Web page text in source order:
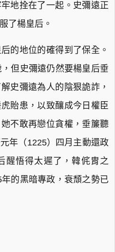
地拴在了一起。史彌遠正
了楊皇后。
的地位的確得到了保全。
但史彌遠仍然要楊皇后垂
史彌遠為人的陰狠詭詐，
貽患，以致釀成今日權臣
不敢再戀位貪權，垂簾聽
年（1225）四月主動還政
醒悟得太遲了，韓侂胄之
的黑暗專政，衰頹之勢已